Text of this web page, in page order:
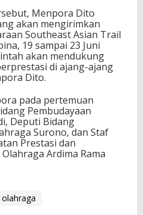
Menpora Dito
akan mengirimkan
Southeast Asian Trail
19 sampai 23 Juni
akan mendukung
di ajang-ajang
Dito.
pada pertemuan
Pembudayaan
Deputi Bidang
Surono, dan Staf
Prestasi dan
Ardima Rama
olahraga